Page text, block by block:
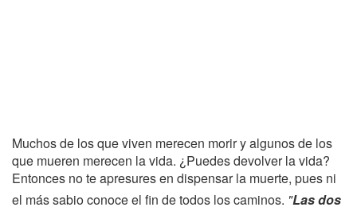
Muchos de los que viven merecen morir y algunos de los
que mueren merecen la vida. ¿Puedes devolver la vida?
Entonces no te apresures en dispensar la muerte, pues ni
el más sabio conoce el fin de todos los caminos. "Las dos